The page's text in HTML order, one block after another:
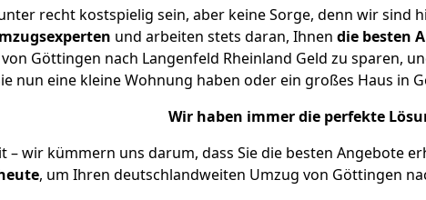
recht kostspielig sein, aber keine Sorge, denn wir sind
und arbeiten stets daran, Ihnen die besten
Göttingen nach Langenfeld Rheinland Geld zu sparen,
nun eine kleine Wohnung haben oder ein großes Haus in
Wir haben immer die perfekte
– wir kümmern uns darum, dass Sie die besten Angebote
, um Ihren deutschlandweiten Umzug von Göttingen